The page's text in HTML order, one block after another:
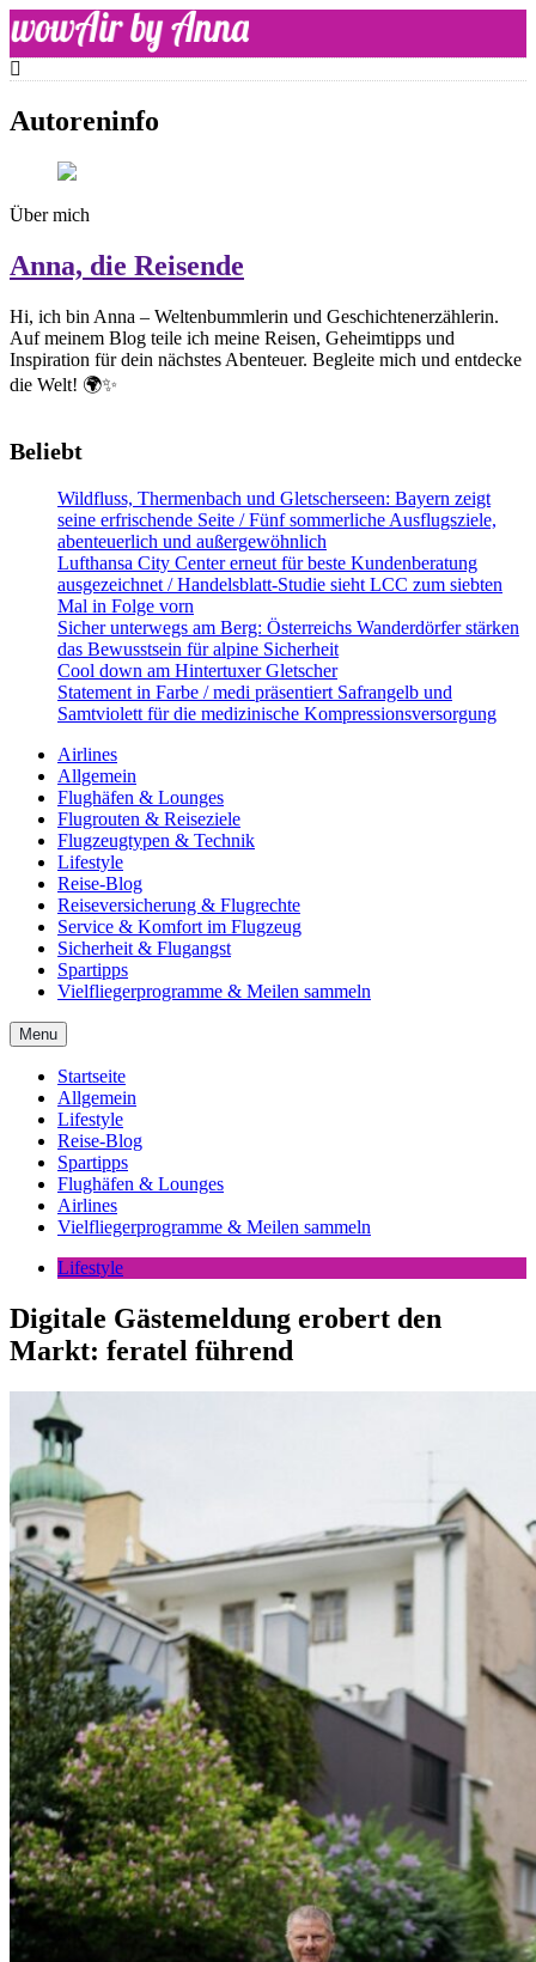
Skip
to
content
WOW-Air
Autoreninfo
Über mich
Anna, die Reisende
Hi, ich bin Anna – Weltenbummlerin und Geschichtenerzählerin.
Auf meinem Blog teile ich meine Reisen, Geheimtipps und
Inspiration für dein nächstes Abenteuer. Begleite mich und entdecke
die Welt! 🌍✨
Beliebt
Wildfluss, Thermenbach und Gletscherseen: Bayern zeigt
seine erfrischende Seite / Fünf sommerliche Ausflugsziele,
abenteuerlich und außergewöhnlich
Lufthansa City Center erneut für beste Kundenberatung
ausgezeichnet / Handelsblatt-Studie sieht LCC zum siebten
Mal in Folge vorn
Sicher unterwegs am Berg: Österreichs Wanderdörfer stärken
das Bewusstsein für alpine Sicherheit
Cool down am Hintertuxer Gletscher
Statement in Farbe / medi präsentiert Safrangelb und
Samtviolett für die medizinische Kompressionsversorgung
Airlines
Allgemein
Flughäfen & Lounges
Flugrouten & Reiseziele
Flugzeugtypen & Technik
Lifestyle
Reise-Blog
Reiseversicherung & Flugrechte
Service & Komfort im Flugzeug
Sicherheit & Flugangst
Spartipps
Vielfliegerprogramme & Meilen sammeln
Menu
Startseite
Allgemein
Lifestyle
Reise-Blog
Spartipps
Flughäfen & Lounges
Airlines
Vielfliegerprogramme & Meilen sammeln
Lifestyle
Digitale Gästemeldung erobert den
Markt: feratel führend